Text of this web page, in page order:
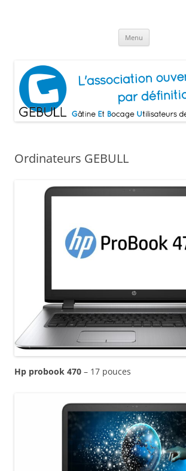
Logiciels Libres
Menu
Ordinateurs GEBULL
Hp probook 470 – 17 pouces